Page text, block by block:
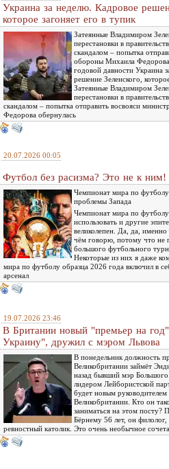
Украина за неделю. Кадровое
которое загоняет его в тупик
Затеянные Владимиром
перестановки в
скандалом – попытка
обороны Михаила
годовой давности Украина
решение Зеленского,
Затеянные Владимиром
перестановки в
скандалом – попытка отправить восвояси
Федорова обернулась
20.07.2026 00:05
Футбол без расизма? Это не к ним!
Чемпионат мира по футболу
проблемы Запада
Чемпионат мира по
использовать и другие
великолепен. Да, да,
чём говорю, потому что не
большого футбольного
Некоторые из них я даже
мира по футболу образца 2026 года включил в
арсенал
19.07.2026 23:46
В Британии новый "премьер на
Украину", дружил с мэром Львова
В понедельник должность
Великобритании займёт
назад бывший мэр
лидером Лейбористской
будет новым руководителем
Великобритании. Кто он
заниматься на этом посту?
Бёрнему 56 лет, он филолог,
ревностный католик. Это очень необычное